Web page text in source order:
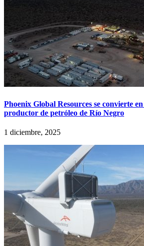
Phoenix Global Resources se convierte
productor de petróleo de Río Negro
1 diciembre, 2025